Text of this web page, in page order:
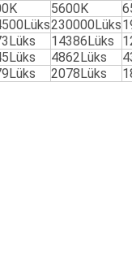
5600K
230000Lüks
14386Lüks
4862Lüks
2078Lüks